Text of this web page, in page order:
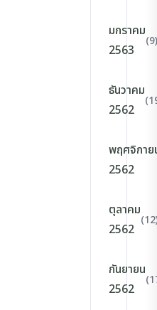
มกราคม
2563
(9)
ธันวาคม
2562
พฤศจิกาย
2562
ตุลาคม
2562
กันยายน
2562